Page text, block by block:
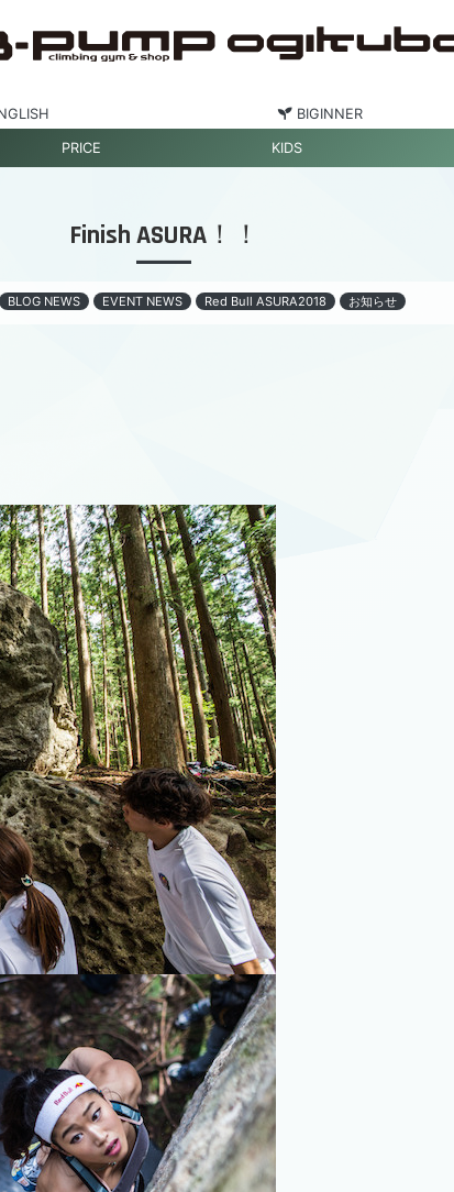
BIGINNER
PRICE KIDS
Finish ASURA！！
BLOG NEWS EVENT NEWS Red Bull ASURA2018 お知らせ